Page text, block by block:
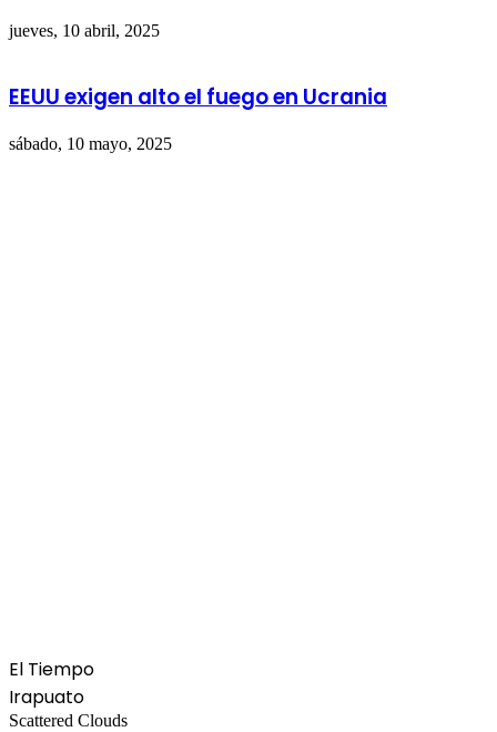
jueves, 10 abril, 2025
EEUU exigen alto el fuego en Ucrania
sábado, 10 mayo, 2025
El Tiempo
Irapuato
Scattered Clouds